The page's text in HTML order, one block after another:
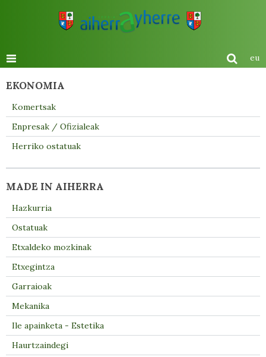
eu
EKONOMIA
Komertsak
Enpresak / Ofizialeak
Herriko ostatuak
MADE IN AIHERRA
Hazkurria
Ostatuak
Etxaldeko mozkinak
Etxegintza
Garraioak
Mekanika
Ile apainketa - Estetika
Haurtzaindegi